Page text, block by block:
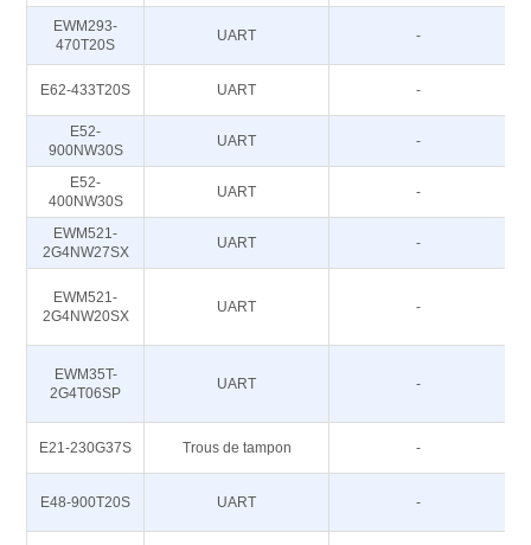
EWM293-
470T20S
UART -
E62-433T20S UART -
E52-
900NW30S
UART -
E52-
400NW30S
UART -
EWM521-
2G4NW27SX
UART -
EWM521-
2G4NW20SX
UART -
EWM35T-
2G4T06SP
UART -
E21-230G37S Trous de tampon -
E48-900T20S UART -